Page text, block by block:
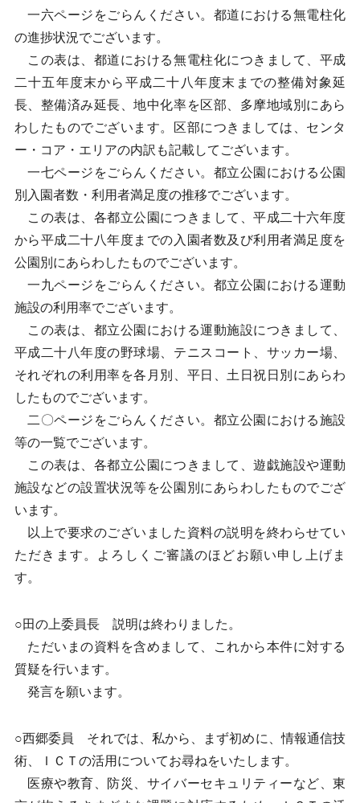
一六ページをごらんください。都道における無電柱化
の進捗状況でございます。
この表は、都道における無電柱化につきまして、平成
二十五年度末から平成二十八年度末までの整備対象延
長、整備済み延長、地中化率を区部、多摩地域別にあら
わしたものでございます。区部につきましては、センタ
ー・コア・エリアの内訳も記載してございます。
一七ページをごらんください。都立公園における公園
別入園者数・利用者満足度の推移でございます。
この表は、各都立公園につきまして、平成二十六年度
から平成二十八年度までの入園者数及び利用者満足度を
公園別にあらわしたものでございます。
一九ページをごらんください。都立公園における運動
施設の利用率でございます。
この表は、都立公園における運動施設につきまして、
平成二十八年度の野球場、テニスコート、サッカー場、
それぞれの利用率を各月別、平日、土日祝日別にあらわ
したものでございます。
二〇ページをごらんください。都立公園における施設
等の一覧でございます。
この表は、各都立公園につきまして、遊戯施設や運動
施設などの設置状況等を公園別にあらわしたものでござ
います。
以上で要求のございました資料の説明を終わらせてい
ただきます。よろしくご審議のほどお願い申し上げま
す。
○田の上委員長 説明は終わりました。
ただいまの資料を含めまして、これから本件に対する
質疑を行います。
発言を願います。
○西郷委員 それでは、私から、まず初めに、情報通信技
術、ＩＣＴの活用についてお尋ねをいたします。
医療や教育、防災、サイバーセキュリティーなど、東